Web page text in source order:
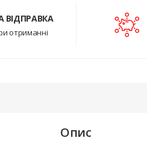
ВІДПРАВКА
отриманні
Опис